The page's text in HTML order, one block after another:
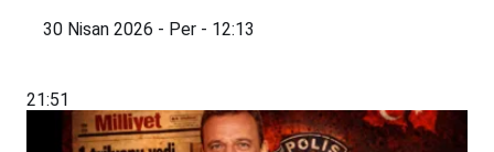
30 Nisan 2026 - Per - 12:13
21:51